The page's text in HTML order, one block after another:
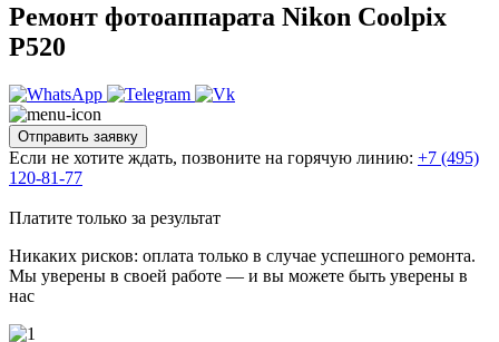
Ремонт фотоаппарата Nikon Coolpix
P520
Отправить заявку
Если не хотите ждать, позвоните на горячую линию: +7 (495)
120-81-77
Платите только за результат
Никаких рисков: оплата только в случае успешного ремонта.
Мы уверены в своей работе — и вы можете быть уверены в
нас